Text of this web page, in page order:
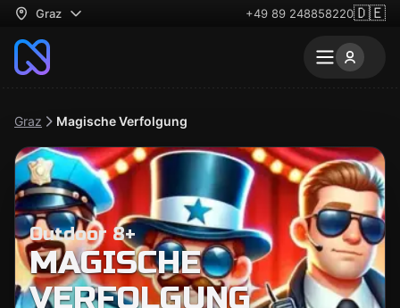
Graz +49 89 248858220🇩🇪
Graz Magische Verfolgung
Outdoor 8+
MAGISCHE
VERFOLGUNG